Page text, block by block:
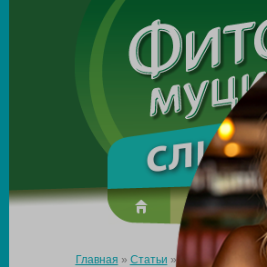
О
Главная » Статьи »Весенний